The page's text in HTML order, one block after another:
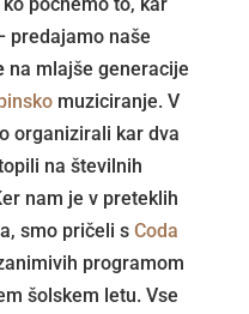
predajamo naše
na mlajše generacije
muziciranje. V
organizirali kar dva
na številnih
nam je v preteklih
smo pričeli s Coda
programom
šolskem letu. Vse